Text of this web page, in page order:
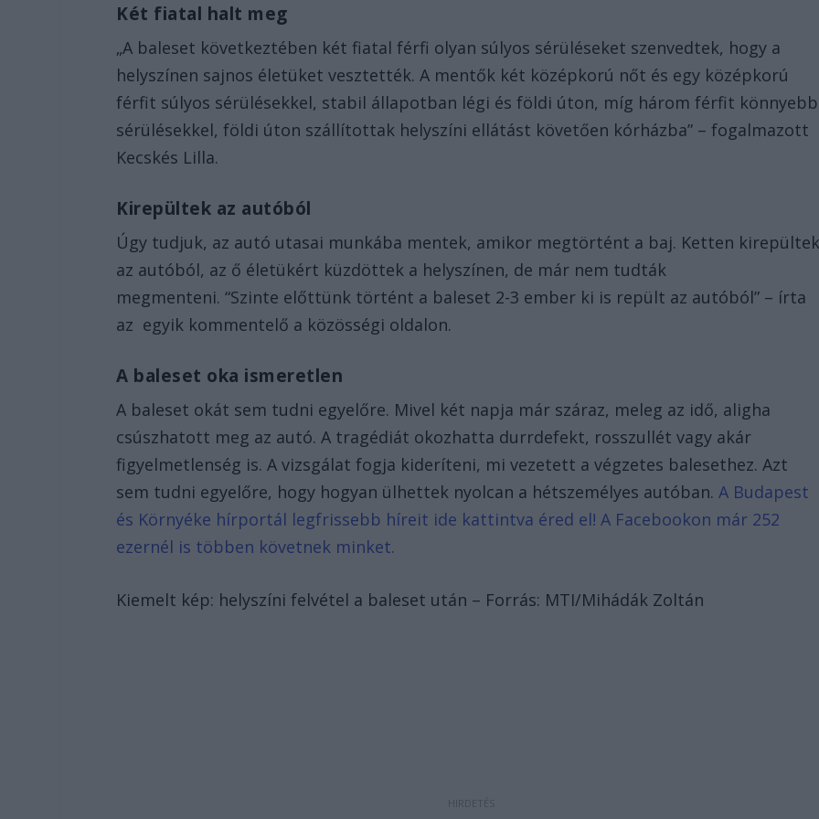
Két fiatal halt meg
„A baleset következtében két fiatal férfi olyan súlyos sérüléseket szenvedtek, hogy a
helyszínen sajnos életüket vesztették. A mentők két középkorú nőt és egy középkorú
férfit súlyos sérülésekkel, stabil állapotban légi és földi úton, míg három férfit könnyebb
sérülésekkel, földi úton szállítottak helyszíni ellátást követően kórházba” – fogalmazott
Kecskés Lilla.
Kirepültek az autóból
Úgy tudjuk, az autó utasai munkába mentek, amikor megtörtént a baj. Ketten
az autóból, az ő életükért küzdöttek a helyszínen, de már nem tudták
megmenteni. “Szinte előttünk történt a baleset 2-3 ember ki is repült az autóból” – írta
az egyik kommentelő a közösségi oldalon.
A baleset oka ismeretlen
A baleset okát sem tudni egyelőre. Mivel két napja már száraz, meleg az idő, aligha
csúszhatott meg az autó. A tragédiát okozhatta durrdefekt, rosszullét vagy akár
figyelmetlenség is. A vizsgálat fogja kideríteni, mi vezetett a végzetes balesethez. Azt
sem tudni egyelőre, hogy hogyan ülhettek nyolcan a hétszemélyes autóban.A Budapest
és Környéke hírportál legfrissebb híreit ide kattintva éred el! A Facebookon már 252
ezernél is többen követnek minket.
Kiemelt kép: helyszíni felvétel a baleset után – Forrás: MTI/Mihádák Zoltán